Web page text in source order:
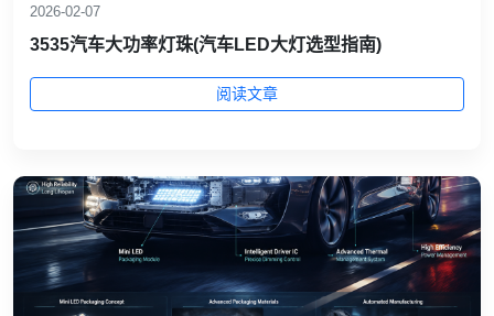
2026-02-07
3535汽车大功率灯珠(汽车LED大灯选型指南)
阅读文章